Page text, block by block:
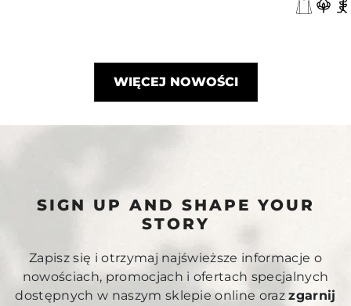
WIĘCEJ NOWOŚCI
SIGN UP AND SHAPE YOUR
STORY
Zapisz się i otrzymaj najświeższe informacje o
nowościach, promocjach i ofertach specjalnych
dostępnych w naszym sklepie online orazzgarnij